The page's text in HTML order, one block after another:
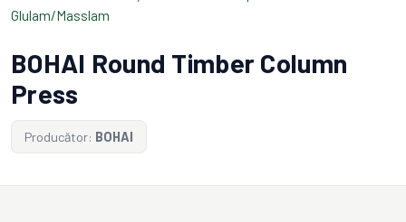
Glulam/Masslam
BOHAI Round Timber Column
Press
Producător: BOHAI